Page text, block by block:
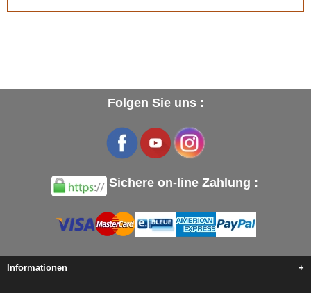
Folgen Sie uns :
Sichere on-line Zahlung :
Informationen +